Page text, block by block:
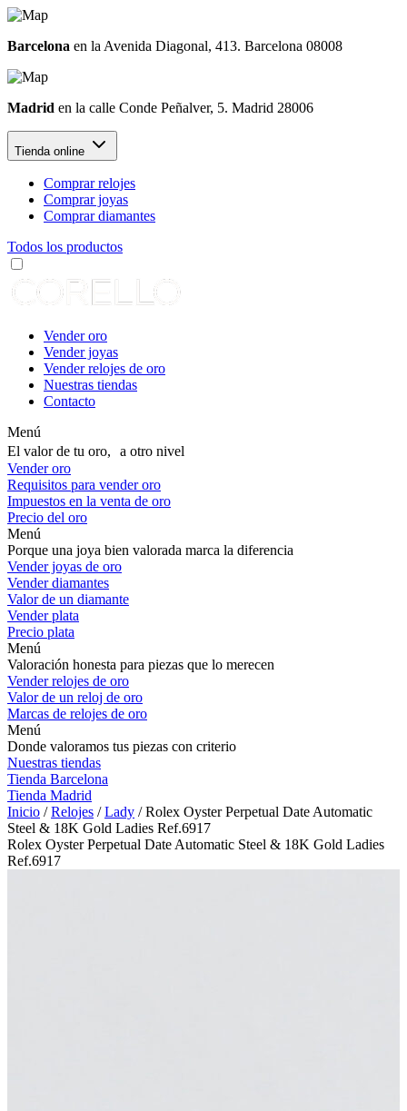
Barcelona en la Avenida Diagonal, 413. Barcelona 08008
Madrid en la calle Conde Peñalver, 5. Madrid 28006
Tienda online
Comprar relojes
Comprar joyas
Comprar diamantes
Todos los productos
Vender oro
Vender joyas
Vender relojes de oro
Nuestras tiendas
Contacto
Menú
El valor de tu oro, a otro nivel
Vender oro
Requisitos para vender oro
Impuestos en la venta de oro
Precio del oro
Menú
Porque una joya bien valorada marca la diferencia
Vender joyas de oro
Vender diamantes
Valor de un diamante
Vender plata
Precio plata
Menú
Valoración honesta para piezas que lo merecen
Vender relojes de oro
Valor de un reloj de oro
Marcas de relojes de oro
Menú
Donde valoramos tus piezas con criterio
Nuestras tiendas
Tienda Barcelona
Tienda Madrid
Inicio /Relojes /Lady / Rolex Oyster Perpetual Date Automatic
Steel & 18K Gold Ladies Ref.6917
Rolex Oyster Perpetual Date Automatic Steel & 18K Gold Ladies
Ref.6917